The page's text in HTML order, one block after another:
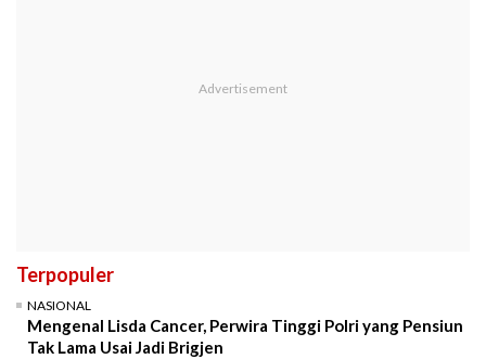
Terpopuler
NASIONAL
Mengenal Lisda Cancer, Perwira Tinggi Polri yang Pensiun
Tak Lama Usai Jadi Brigjen